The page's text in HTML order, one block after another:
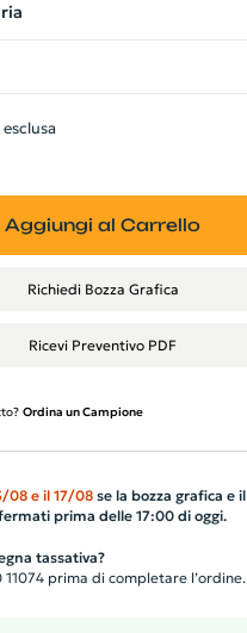
esclusa
Aggiungi al Carrello
Richiedi Bozza Grafica
Ricevi Preventivo PDF
Ordina un Campione
08 e il 17/08se la bozza grafica e il
prima delle 17:00 di oggi.
tassativa?
prima di completare l’ordine.